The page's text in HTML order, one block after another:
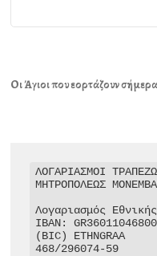
Οι Άγιοι που εορτάζουν σήμερα
ΛΟΓΑΡΙΑΣΜΟΙ
ΜΗΤΡΟΠΟΛΕΩΣ
Λογαριασμός
IBAN:
(BIC) ETHNGRAA
468/296074-59